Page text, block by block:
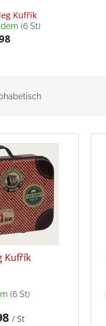
Kufřík
(6 St)
Kufřík
(6 St)
/ St